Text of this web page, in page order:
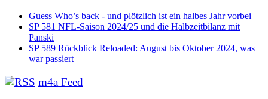
Guess Who’s back - und plötzlich ist ein halbes Jahr vorbei
SP 581 NFL-Saison 2024/25 und die Halbzeitbilanz mit
Panski
SP 589 Rückblick Reloaded: August bis Oktober 2024, was
war passiert
m4a Feed